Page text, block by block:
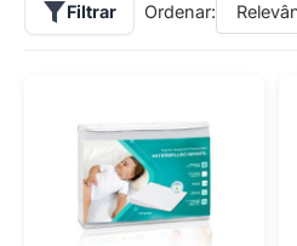
Filtrar Ordenar: